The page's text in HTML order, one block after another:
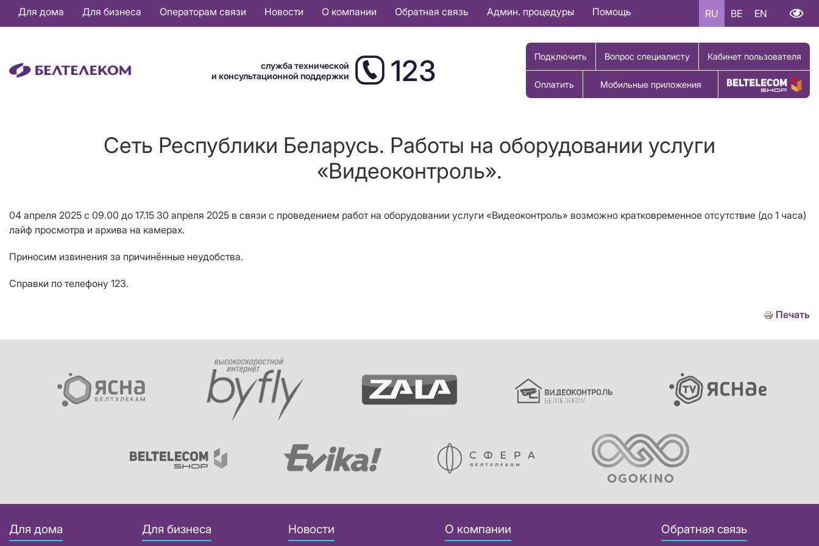
Основная
навигация
Для дома Для бизнеса Операторам связи Новости О компании Обратная связь Админ. процедуры Помощь RU BE EN
служба технической
и консультационной поддержки
123 Подключить Вопрос специалисту Кабинет пользователя
Оплатить Мобильные приложения Купить товар
Сеть Республики Беларусь. Работы на оборудовании услуги
«Видеоконтроль».
04 апреля 2025 с 09.00 до 17.15 30 апреля 2025 в связи с проведением работ на оборудовании услуги «Видеоконтроль» возможно кратковременное отсутствие (до 1 часа)
лайф просмотра и архива на камерах.
Приносим извинения за причинённые неудобства.
Справки по телефону 123.
Печать
Для дома Для бизнеса Новости О компании Обратная связь